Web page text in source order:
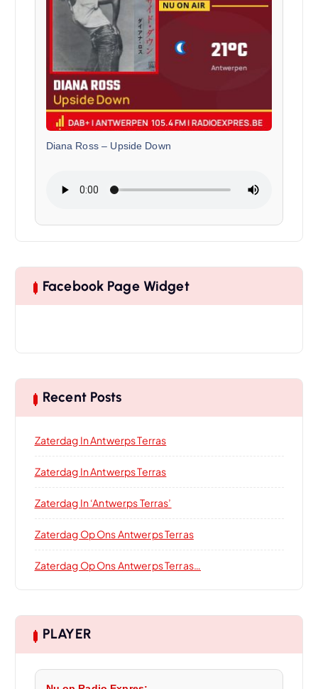
Diana Ross– Upside Down
Facebook Page Widget
Recent Posts
Zaterdag In Antwerps Terras
Zaterdag In Antwerps Terras
Zaterdag In ‘Antwerps Terras’
Zaterdag Op Ons Antwerps Terras
Zaterdag Op Ons Antwerps Terras…
PLAYER